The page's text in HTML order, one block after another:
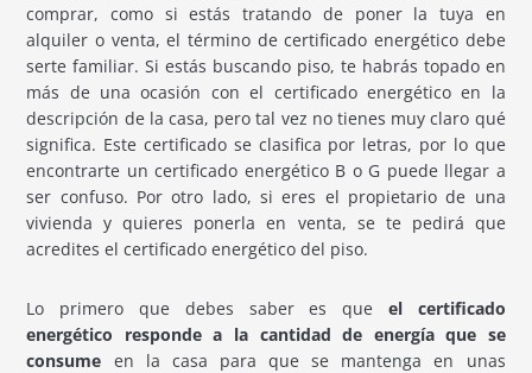
comprar, como si estás tratando de poner la tuya en
alquiler o venta, el término de certificado energético debe
serte familiar. Si estás buscando piso, te habrás topado en
más de una ocasión con el certificado energético en la
descripción de la casa, pero tal vez no tienes muy claro qué
significa. Este certificado se clasifica por letras, por lo que
encontrarte un certificado energético B o G puede llegar a
ser confuso. Por otro lado, si eres el propietario de una
vivienda y quieres ponerla en venta, se te pedirá que
acredites el certificado energético del piso.
Lo primero que debes saber es que el certificado
energético responde a la cantidad de energía que se
consume en la casa para que se mantenga en unas